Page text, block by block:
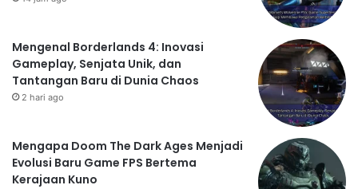
Mengenal Borderlands 4: Inovasi
Gameplay, Senjata Unik, dan
Tantangan Baru di Dunia Chaos
2 hari ago
Mengapa Doom The Dark Ages Menjadi
Evolusi Baru Game FPS Bertema
Kerajaan Kuno